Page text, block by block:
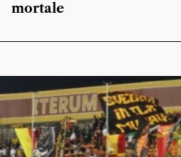
mortale